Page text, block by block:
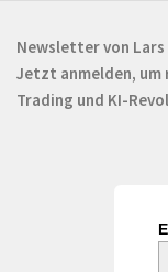
Newsletter von
Jetzt anmelden, um
Trading und KI-